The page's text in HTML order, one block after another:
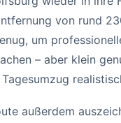
von rund
um
– aber klein
außerdem